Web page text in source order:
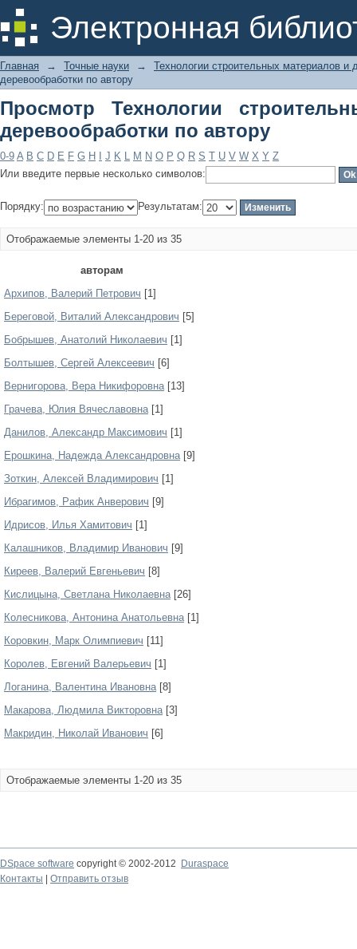
Электронная
Просмотр Технологии
автору
Главная → Точные науки →
Технологии строительных материалов и
деревообработки по автору
Просмотр Технологии
деревообработки по автору
0-9 A B C D E F G H J K L M N O P Q R S T U V W X Y Z
Или введите первые несколько символов:
Порядку: Результатам:
Отображаемые элементы 1-20 из 35
авторам
Архипов, Валерий Петрович [1]
Береговой, Виталий Александрович [5]
Бобрышев, Анатолий Николаевич [1]
Болтышев, Сергей Алексеевич [6]
Вернигорова, Вера Никифоровна[13]
Грачева, Юлия Вячеславовна[1]
Данилов, Александр Максимович [1]
Ерошкина, Надежда Александровна[9]
Зоткин, Алексей Владимирович [1]
Ибрагимов, Рафик Анверович [9]
Идрисов, Илья Хамитович [1]
Калашников, Владимир Иванович [9]
Киреев, Валерий Евгеньевич [8]
Кислицына, Светлана Николаевна[26]
Колесникова, Антонина Анатольевна[1]
Коровкин, Марк Олимпиевич [11]
Королев, Евгений Валерьевич [1]
Логанина, Валентина Ивановна[8]
Макарова, Людмила Викторовна[3]
Макридин, Николай Иванович [6]
Отображаемые элементы 1-20 из 35
DSpace software copyright © 2002-2012
Duraspace
Контакты
Отправить отзыв